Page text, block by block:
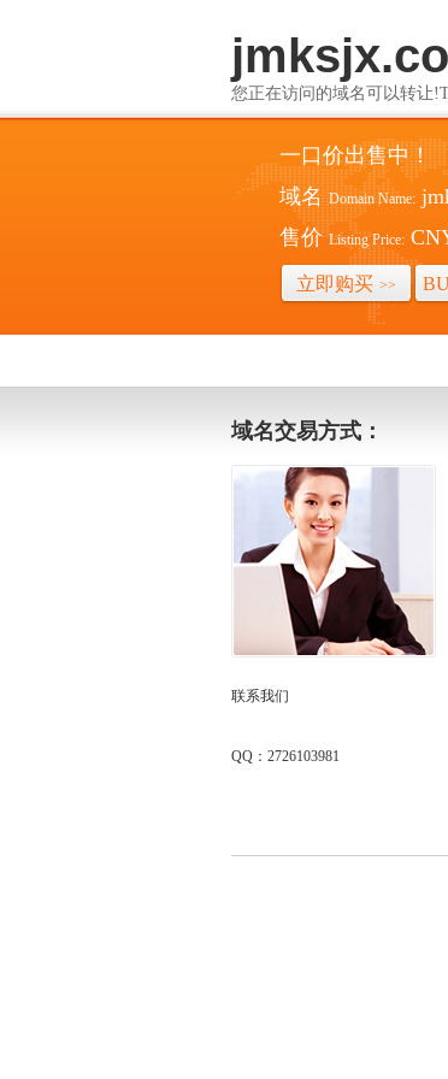
您正在访问的域名可以转让
一口价出售中！
域名 Domain Name:
售价 Listing Price:
立即购买 >>
域名交易方式：
联系我们
QQ：2726103981